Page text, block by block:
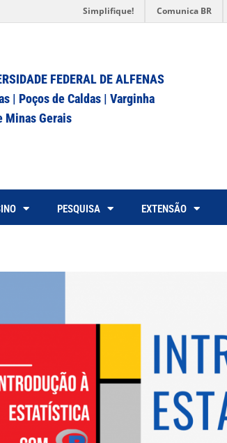
Simplifique! Comunica BR
FEDERAL DE ALFENAS
| Poços de Caldas | Varginha
Minas Gerais
PESQUISA EXTENSÃO